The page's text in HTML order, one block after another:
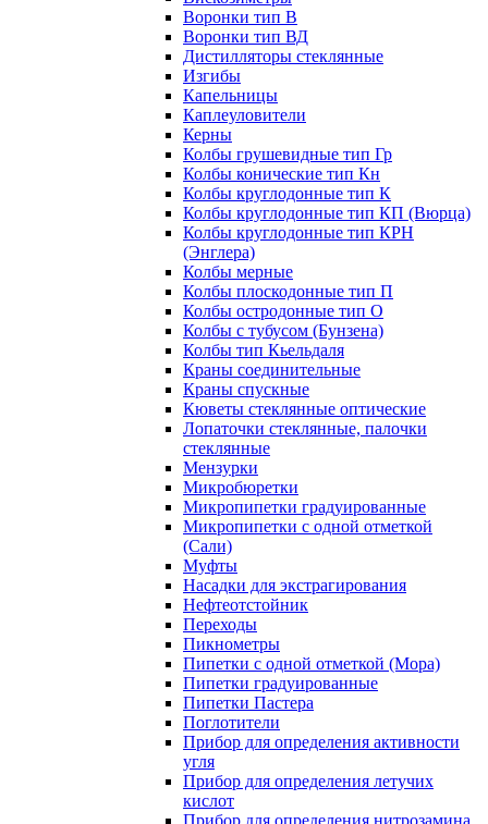
Воронки тип В
Воронки тип ВД
Дистилляторы стеклянные
Изгибы
Капельницы
Каплеуловители
Керны
Колбы грушевидные тип Гр
Колбы конические тип Кн
Колбы круглодонные тип К
Колбы круглодонные тип КП (Вюрца)
Колбы круглодонные тип КРН
(Энглера)
Колбы мерные
Колбы плоскодонные тип П
Колбы остродонные тип О
Колбы с тубусом (Бунзена)
Колбы тип Кьельдаля
Краны соединительные
Краны спускные
Кюветы стеклянные оптические
Лопаточки стеклянные, палочки
стеклянные
Мензурки
Микробюретки
Микропипетки градуированные
Микропипетки с одной отметкой
(Сали)
Муфты
Насадки для экстрагирования
Нефтеотстойник
Переходы
Пикнометры
Пипетки с одной отметкой (Мора)
Пипетки градуированные
Пипетки Пастера
Поглотители
Прибор для определения активности
угля
Прибор для определения летучих
кислот
Прибор для определения нитрозамина